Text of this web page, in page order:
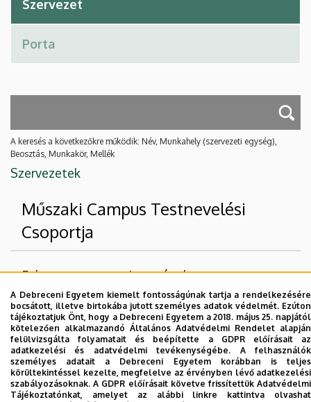
A keresés a következőkre működik: Név, Munkahely (szervezeti egység),
Beosztás, Munkakör, Mellék
Szervezetek
Műszaki Campus Testnevelési
Csoportja
Felettes szervezeti egységek
Debreceni Egyetem
Sporttudományi Koordinációs Intézet
Nincs találat.
A Debreceni Egyetem kiemelt fontosságúnak tartja a rendelkezésére
bocsátott, illetve birtokába jutott személyes adatok védelmét. Ezúton
tájékoztatjuk Önt, hogy a Debreceni Egyetem a 2018. május 25. napjától
kötelezően alkalmazandó Általános Adatvédelmi Rendelet alapján
felülvizsgálta folyamatait és beépítette a GDPR előírásait az
adatkezelési és adatvédelmi tevékenységébe. A felhasználók
személyes adatait a Debreceni Egyetem korábban is teljes
körültekintéssel kezelte, megfelelve az érvényben lévő adatkezelési
szabályozásoknak. A GDPR előírásait követve frissítettük Adatvédelmi
Tájékoztatónkat, amelyet az alábbi linkre kattintva olvashat